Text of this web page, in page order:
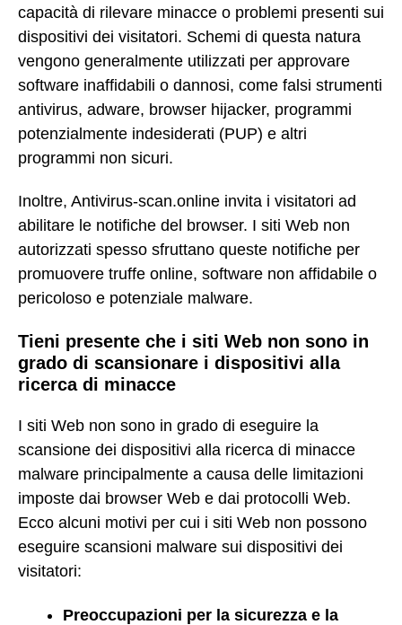
capacità di rilevare minacce o problemi presenti sui
dispositivi dei visitatori. Schemi di questa natura
vengono generalmente utilizzati per approvare
software inaffidabili o dannosi, come falsi strumenti
antivirus, adware, browser hijacker, programmi
potenzialmente indesiderati (PUP) e altri
programmi non sicuri.
Inoltre, Antivirus-scan.online invita i visitatori ad
abilitare le notifiche del browser. I siti Web non
autorizzati spesso sfruttano queste notifiche per
promuovere truffe online, software non affidabile o
pericoloso e potenziale malware.
Tieni presente che i siti Web non sono in
grado di scansionare i dispositivi alla
ricerca di minacce
I siti Web non sono in grado di eseguire la
scansione dei dispositivi alla ricerca di minacce
malware principalmente a causa delle limitazioni
imposte dai browser Web e dai protocolli Web.
Ecco alcuni motivi per cui i siti Web non possono
eseguire scansioni malware sui dispositivi dei
visitatori:
Preoccupazioni per la sicurezza e la